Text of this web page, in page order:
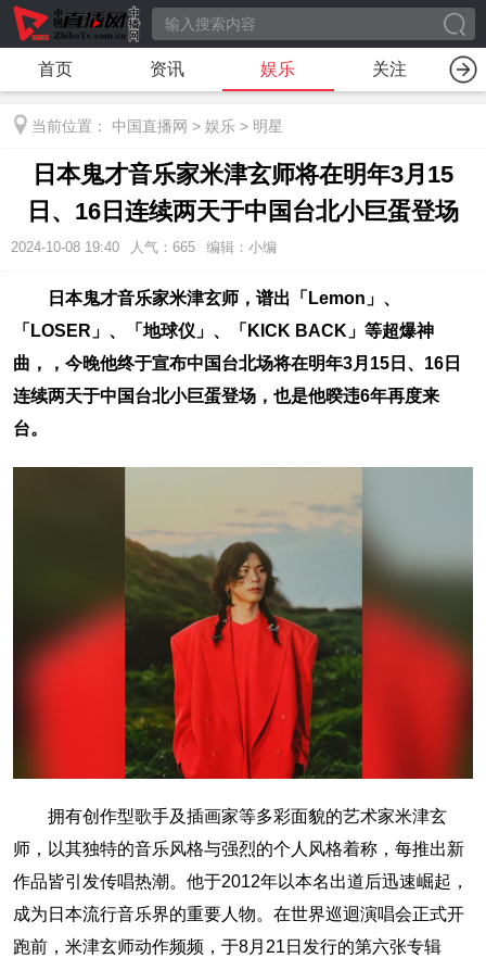
首页 资讯 娱乐 关注
当前位置： 中国直播网 > 娱乐 > 明星
日本鬼才音乐家米津玄师将在明年3月15
日、16日连续两天于中国台北小巨蛋登场
2024-10-08 19:40 人气： 665 编辑：小编
日本鬼才音乐家米津玄师，谱出「Lemon」、
「LOSER」、「地球仪」、「KICK BACK」等超爆神
曲，，今晚他终于宣布中国台北场将在明年3月15日、16日
连续两天于中国台北小巨蛋登场，也是他暌违6年再度来
台。
拥有创作型歌手及插画家等多彩面貌的艺术家米津玄
师，以其独特的音乐风格与强烈的个人风格着称，每推出新
作品皆引发传唱热潮。他于2012年以本名出道后迅速崛起，
成为日本流行音乐界的重要人物。在世界巡迴演唱会正式开
跑前，米津玄师动作频频，于8月21日发行的第六张专辑